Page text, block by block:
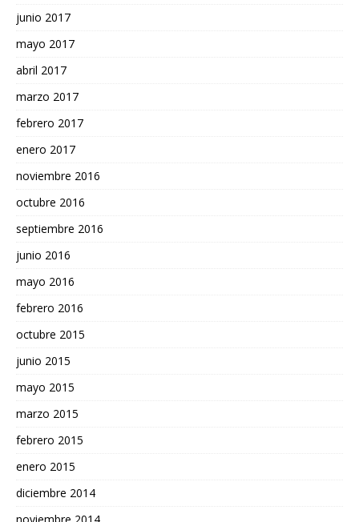
junio 2017
mayo 2017
abril 2017
marzo 2017
febrero 2017
enero 2017
noviembre 2016
octubre 2016
septiembre 2016
junio 2016
mayo 2016
febrero 2016
octubre 2015
junio 2015
mayo 2015
marzo 2015
febrero 2015
enero 2015
diciembre 2014